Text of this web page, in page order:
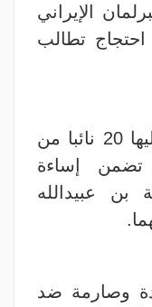
الإيراني
تطالب
وجاء في العريضة التي وقع عليها 20 نائبا من
تضمن إساءة
عبيدالله
وصارمة ضد